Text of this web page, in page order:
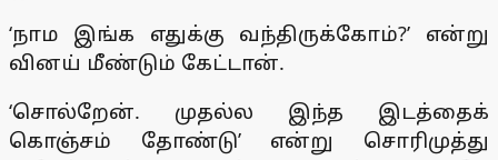
‘நாம இங்க எதுக்கு வந்திருக்கோம்?’ என்று
வினய் மீண்டும் கேட்டான்.
‘சொல்றேன். முதல்ல இந்த இடத்தைக்
கொஞ்சம் தோண்டு’ என்று சொரிமுத்து